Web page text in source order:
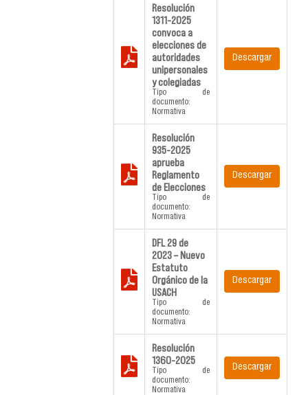
Resolución
1311-2025
convoca a
elecciones de
autoridades
unipersonales
y colegiadas
Tipo de
documento:
Normativa
Descargar
Resolución
935-2025
aprueba
Reglamento
de Elecciones
Tipo de
documento:
Normativa
Descargar
DFL 29 de
2023 – Nuevo
Estatuto
Orgánico de la
USACH
Tipo de
documento:
Normativa
Descargar
Resolución
1360-2025
Tipo de
documento:
Normativa
Descargar